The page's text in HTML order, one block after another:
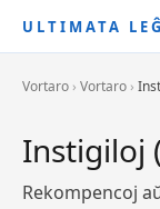
ULTIMATA
Vortaro › Vortaro ›
Instigiloj
Rekompencoj